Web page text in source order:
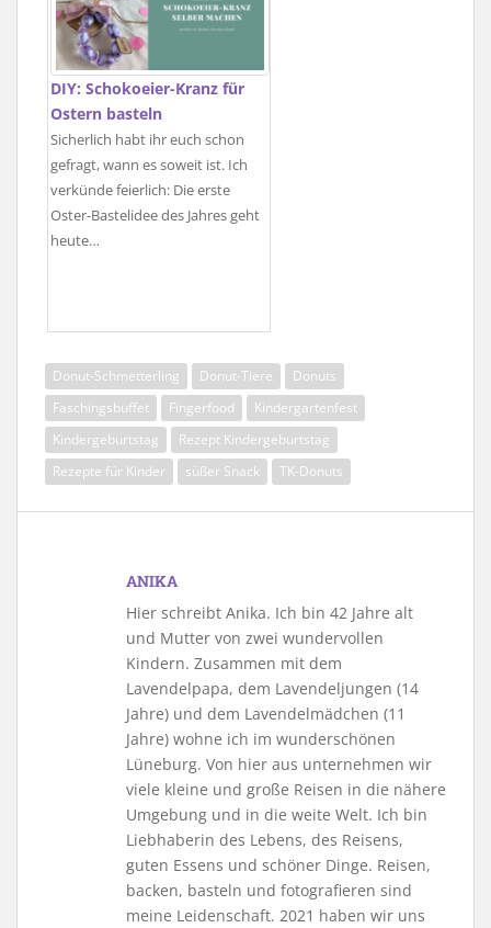
DIY: Schokoeier-Kranz für
Ostern basteln
Sicherlich habt ihr euch schon
gefragt, wann es soweit ist. Ich
verkünde feierlich: Die erste
Oster-Bastelidee des Jahres geht
heute…
Donut-Schmetterling Donut-Tiere
Donuts
Faschingsbuffet
Fingerfood
Kindergartenfest
Kindergeburtstag
Rezept Kindergeburtstag
Rezepte für Kinder
süßer Snack TK-Donuts
ANIKA
Hier schreibt Anika. Ich bin 42 Jahre alt
und Mutter von zwei wundervollen
Kindern. Zusammen mit dem
Lavendelpapa, dem Lavendeljungen (14
Jahre) und dem Lavendelmädchen (11
Jahre) wohne ich im wunderschönen
Lüneburg. Von hier aus unternehmen wir
viele kleine und große Reisen in die nähere
Umgebung und in die weite Welt. Ich bin
Liebhaberin des Lebens, des Reisens,
guten Essens und schöner Dinge. Reisen,
backen, basteln und fotografieren sind
meine Leidenschaft. 2021 haben wir uns